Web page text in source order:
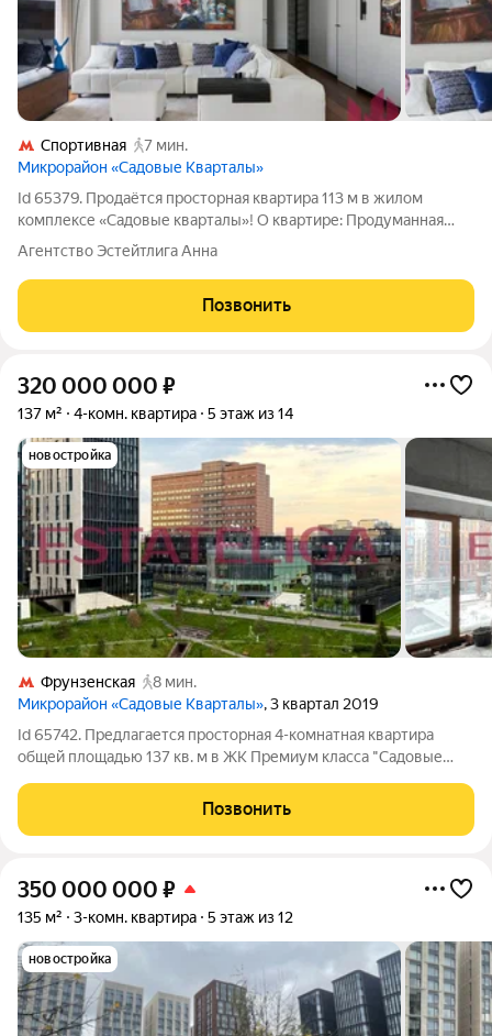
Спортивная
7 мин.
Микрорайон «Садовые Кварталы»
Id 65379. Продаётся просторная квартира 113 м в жилом
комплексе «Садовые кварталы»! О квартире: Продуманная
функциональная планировка : 2 изолированные мастер-
Агентство Эстейтлига Анна
Позвонить
320 000 000 ₽
137 м² 4-комн. квартира 5 этаж из 14
новостройка
Фрунзенская
8 мин.
Микрорайон «Садовые Кварталы», 3 квартал 2019
Id 65742. Предлагается просторная 4-комнатная квартира
общей площадью 137 кв. м в ЖК Премиум класса "Садовые
свободную планировку, которая позволяет спланировать:
просторную кухню-гостиную-столовую,
Позвонить
350 000 000 ₽
135 м² 3-комн. квартира 5 этаж из 12
новостройка